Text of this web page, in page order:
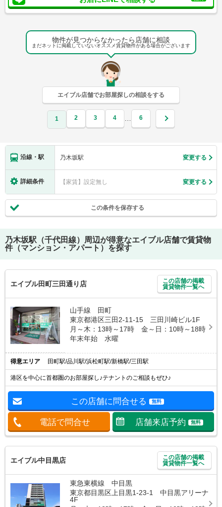
物件が見つからなかったら店舗に相談
まだネットに掲載していないオススメ賃貸物件がある場合がございます
エイブル店舗でお部屋探しの相談をする
1 2 3 4 … 6
沿線・駅 乃木坂駅 変更する
詳細条件 【家賃】設定無し 変更する
この条件を保存する
乃木坂駅（千代田線）
周辺が得意なエイブル店舗で賃貸物
件（マンション・アパート）を探す
エイブル田町三田通り店
この店舗の掲載
賃貸物件一覧へ
山手線 田町
東京都港区三田2-11-15 三田川崎ビル1F
月～木：13時～17時 金～日：10時～18時
年末年始 水曜
得意エリア 田町駅/品川駅/浜松町駅/新橋駅/三田駅
港区を中心に首都圏のお部屋探し♪テナントのご相談もぜひ♪
この店舗に問合せる 無料
電話で問合せ 店舗来店予約 無料
エイブル中目黒店
この店舗の掲載
賃貸物件一覧へ
東急東横線 中目黒
東京都目黒区上目黒1-23-1 中目黒アリーナ
4F